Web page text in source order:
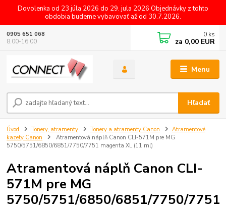
Dovolenka od 23 júla 2026 do 29. jula 2026 Objednávky z tohto
obdobia budeme vybavovať až od 30.7.2026.
Menu
Hľadať
0905 651 068
8.00-16.00
0 ks
za 0,00 EUR
Úvod Tonery, atramenty Tonery a atramenty Canon
Atramentové
kazety Canon
Atramentová náplň Canon CLI-571M pre MG
5750/5751/6850/6851/7750/7751 magenta XL (11 ml)
Atramentová náplň Canon CLI-
571M pre MG
5750/5751/6850/6851/7750/7751